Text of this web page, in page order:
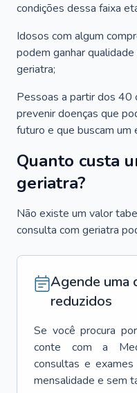
condições dessa faixa
Idosos com algum
podem ganhar
geriatra;
Pessoas a partir dos 40
prevenir doenças que
futuro e que buscam um
Quanto custa
geriatra?
Não existe um valor
consulta com geriatra
Agende uma
reduzidos
Se você procura
conte com a
consultas e
mensalidade e sem